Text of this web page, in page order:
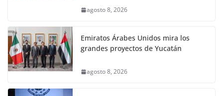
agosto 8, 2026
Emiratos Árabes Unidos mira los
grandes proyectos de Yucatán
agosto 8, 2026